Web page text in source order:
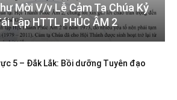
Mời V/v Lễ Cảm Tạ Chúa Kỷ
Lập HTTL PHÚC ÂM 2
5 – Đắk Lắk: Bồi dưỡng Tuyên đạo